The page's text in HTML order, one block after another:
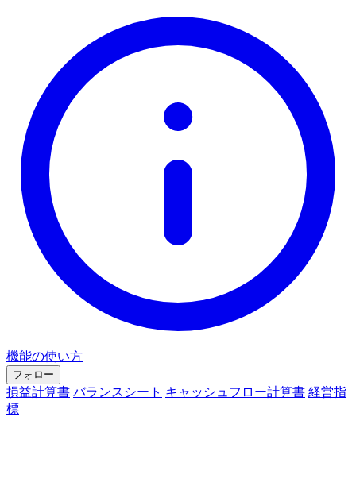
機能の使い方
フォロー
損益計算書 バランスシート キャッシュフロー計算書 経営指
標